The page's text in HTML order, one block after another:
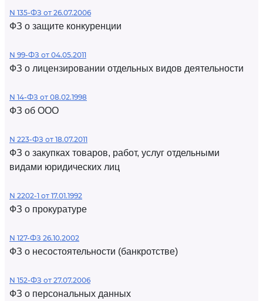
N 135-ФЗ от 26.07.2006
ФЗ о защите конкуренции
N 99-ФЗ от 04.05.2011
ФЗ о лицензировании отдельных видов деятельности
N 14-ФЗ от 08.02.1998
ФЗ об ООО
N 223-ФЗ от 18.07.2011
ФЗ о закупках товаров, работ, услуг отдельными
видами юридических лиц
N 2202-1 от 17.01.1992
ФЗ о прокуратуре
N 127-ФЗ 26.10.2002
ФЗ о несостоятельности (банкротстве)
N 152-ФЗ от 27.07.2006
ФЗ о персональных данных